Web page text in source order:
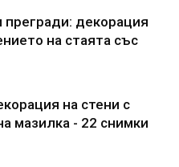
прегради: декорация
на стаята със
на стени с
мазилка - 22 снимки